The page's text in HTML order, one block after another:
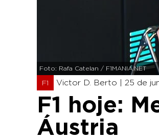
Foto: Rafa Catelan / F1MANIA.NET
F1 Victor D. Berto | 25 de
F1 hoje:
Áustria